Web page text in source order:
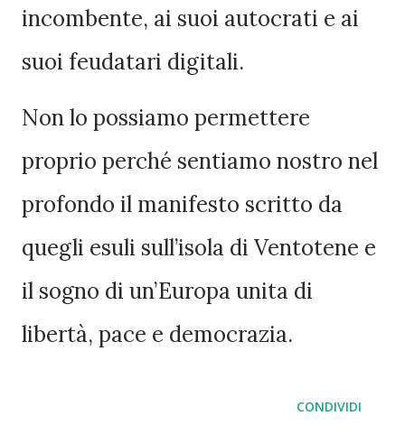
incombente, ai suoi autocrati e ai
suoi feudatari digitali.
Non lo possiamo permettere
proprio perché sentiamo nostro nel
profondo il manifesto scritto da
quegli esuli sull’isola di Ventotene e
il sogno di un’Europa unita di
libertà, pace e democrazia.
CONDIVIDI